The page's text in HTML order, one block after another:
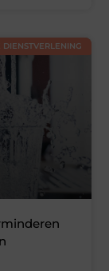
DIENSTVERLENING